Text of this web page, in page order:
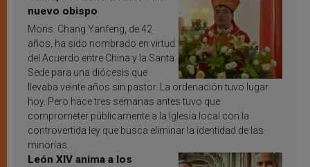
nuevo obispo
Mons. Chang Yanfeng, de 42
años, ha sido nombrado en virtud
del Acuerdo entre China y la Santa
Sede para una diócesis que
llevaba veinte años sin pastor. La ordenación tuvo lugar
hoy. Pero hace tres semanas antes tuvo que
comprometer públicamente a la Iglesia local con la
controvertida ley que busca eliminar la identidad de las
minorías.
León XIV anima a los